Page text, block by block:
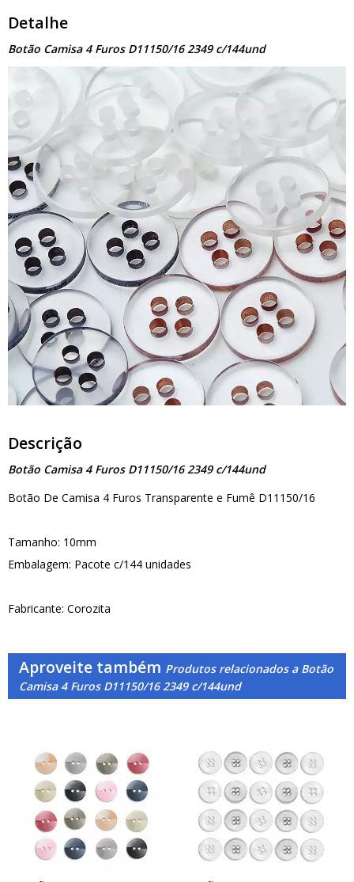
Detalhe
Botão Camisa 4 Furos D11150/16 2349 c/144und
Descrição
Botão Camisa 4 Furos D11150/16 2349 c/144und
Botão De Camisa 4 Furos Transparente e Fumê D11150/16
Tamanho: 10mm
Embalagem: Pacote c/144 unidades
Fabricante: Corozita
Aproveite também Produtos relacionados a Botão
Camisa 4 Furos D11150/16 2349 c/144und